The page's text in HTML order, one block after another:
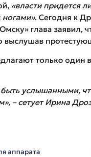
«власти придется
ногами». Сегодня к
глава
выслушав
только один
услышанными,
– сетует Ирина
аппарата